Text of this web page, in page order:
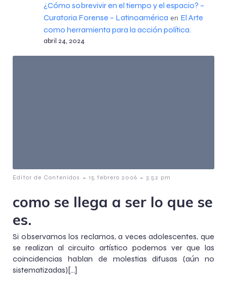
¿Cómo sobrevivir en el tiempo y el espacio? –
Curatoria Forense – Latinoamérica en El Arte
como herramienta para la acción política.
abril 24, 2024
Editor de Contenidos - 15 febrero 2006 - 3:52 pm
como se llega a ser lo que se
es.
Si observamos los reclamos, a veces adolescentes, que
se realizan al circuito artístico podemos ver que las
coincidencias hablan de molestias difusas (aún no
sistematizadas)[…]